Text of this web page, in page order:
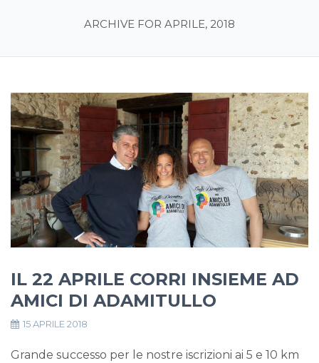
ARCHIVE FOR APRILE, 2018
IL 22 APRILE CORRI INSIEME AD
AMICI DI ADAMITULLO
15 APRILE 2018
Grande successo per le nostre iscrizioni ai 5 e 10 km